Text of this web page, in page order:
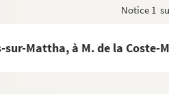
Notice 1
Mattha, à M. de la Coste-
sénateur de la Charente-